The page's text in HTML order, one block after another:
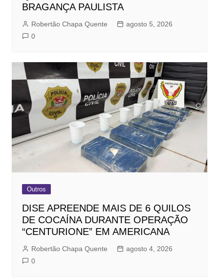
BRAGANÇA PAULISTA
Robertão Chapa Quente
agosto 5, 2026
0
Outros
DISE APREENDE MAIS DE 6 QUILOS
DE COCAÍNA DURANTE OPERAÇÃO
“CENTURIONE” EM AMERICANA
Robertão Chapa Quente
agosto 4, 2026
0